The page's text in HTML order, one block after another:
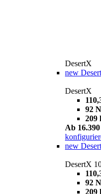
DesertX
new
DesertX
92
209
Ab
new
DesertX
92
209